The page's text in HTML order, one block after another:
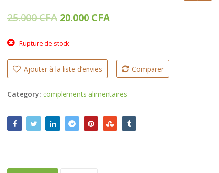
25.000CFA
18.000CFA
32.000
25.000
25.000CFA Le
initial
était :
25.000 CFA.
20.000 CFALe
est :
20.000 CFA.
Rupture de stock
Ajouter à la liste d’envies Comparer
Category: complements alimentaires